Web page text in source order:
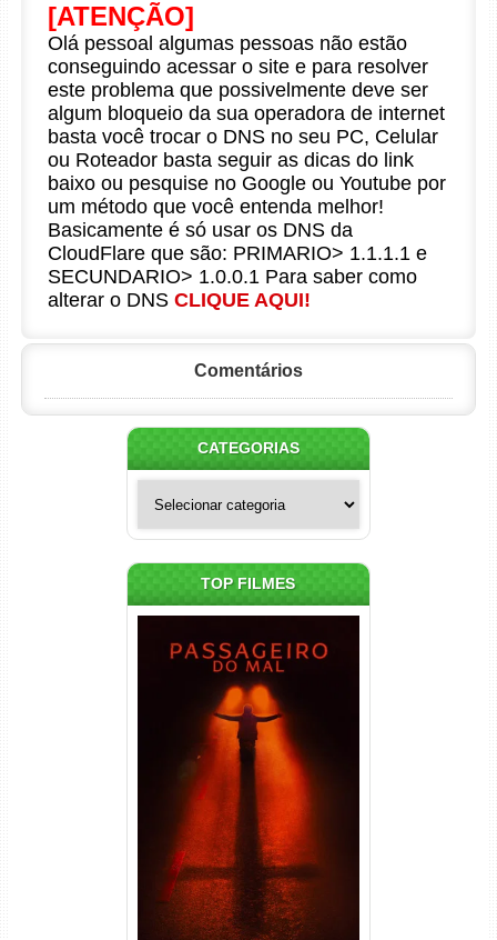
[ATENÇÃO]
Olá pessoal algumas pessoas não estão
conseguindo acessar o site e para resolver
este problema que possivelmente deve ser
algum bloqueio da sua operadora de internet
basta você trocar o DNS no seu PC, Celular
ou Roteador basta seguir as dicas do link
baixo ou pesquise no Google ou Youtube por
um método que você entenda melhor!
Basicamente é só usar os DNS da
CloudFlare que são: PRIMARIO> 1.1.1.1 e
SECUNDARIO> 1.0.0.1 Para saber como
alterar o DNS CLIQUE AQUI!
Comentários
CATEGORIAS
TOP FILMES
Passageiro do Mal Torrent
(2026) WEB-DL 1080p Dual
Áudio